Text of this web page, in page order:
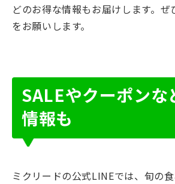
どのお得な情報もお届けします。ぜ
をお願いします。
SALEやクーポンな
情報も
ミクリードの公式LINEでは、旬の